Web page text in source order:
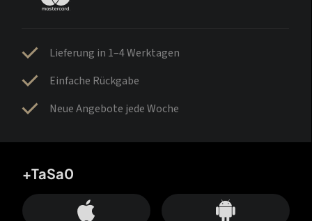
Lieferung in 1–4 Werktagen
Einfache Rückgabe
Neue Angebote jede Woche
+TaSa0